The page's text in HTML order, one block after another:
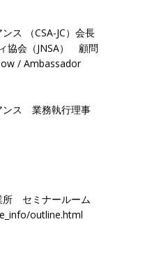
ス （CSA-JC）会長
協会（JNSA） 顧問
/ Ambassador
ンス 業務執行理事
所 セミナールーム
outline.html